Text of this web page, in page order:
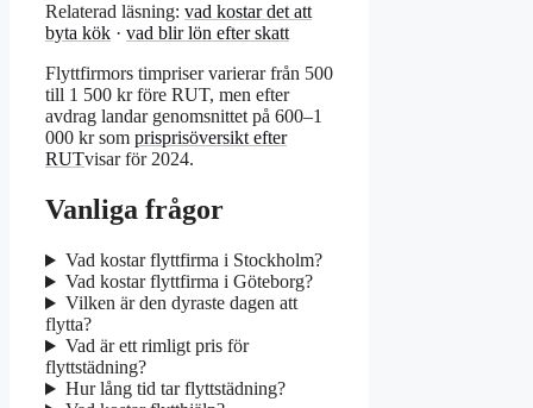
Relaterad läsning: vad kostar det att
byta kök · vad blir lön efter skatt
Flyttfirmors timpriser varierar från 500
till 1 500 kr före RUT, men efter
avdrag landar genomsnittet på 600–1
000 kr som prisprisöversikt efter
RUTvisar för 2024.
Vanliga frågor
Vad kostar flyttfirma i Stockholm?
Vad kostar flyttfirma i Göteborg?
Vilken är den dyraste dagen att
flytta?
Vad är ett rimligt pris för
flyttstädning?
Hur lång tid tar flyttstädning?